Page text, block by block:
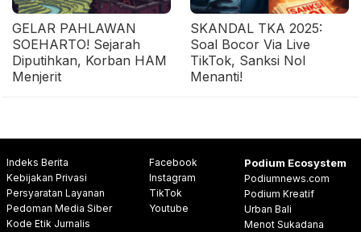
GELAR PAHLAWAN
SOEHARTO! Sejarah
Diputihkan, Korban HAM
Menjerit
SKANDAL TKA 2025:
Soal Bocor Via Live
TikTok, Sanksi Nol
Menanti!
Indeks Berita
Kebijakan Privasi
Persyaratan Layanan
Pedoman Media Siber
Kode Etik Jurnalis
Facebook
Instagram
TikTok
Youtube
Podium Ecosystem
Podiumnews.com
Podium Kreatif
Urban Bali
Menot Sukadana